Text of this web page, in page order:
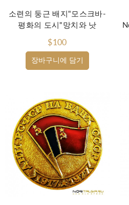
장바구니에 담기
소련의 둥근 배지"모스크바-
평화의 도시"망치와 낫
$100